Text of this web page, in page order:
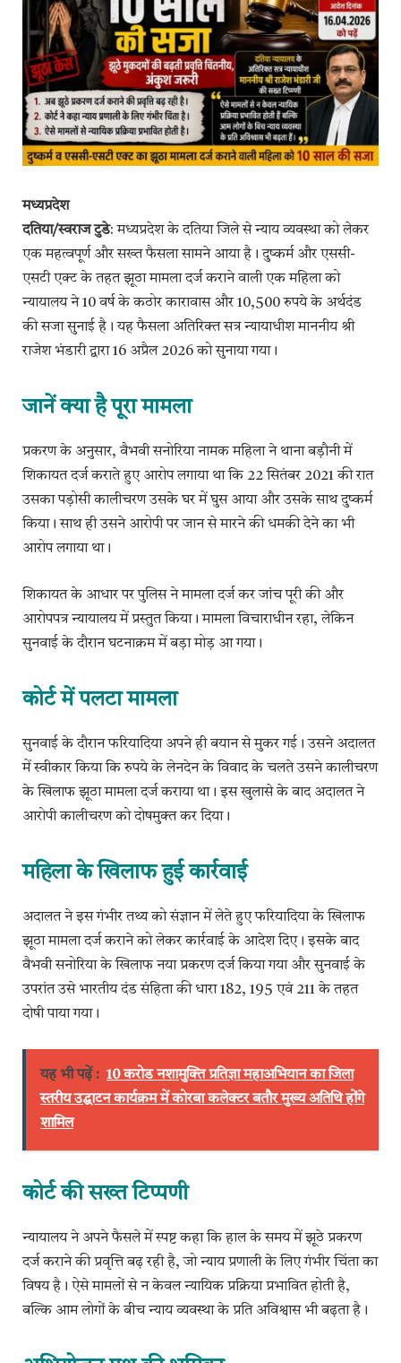
मध्यप्रदेश
दतिया/स्वराज टुडे: मध्यप्रदेश के दतिया जिले से न्याय व्यवस्था को लेकर
एक महत्वपूर्ण और सख्त फैसला सामने आया है। दुष्कर्म और एससी-
एसटी एक्ट के तहत झूठा मामला दर्ज कराने वाली एक महिला को
न्यायालय ने 10 वर्ष के कठोर कारावास और 10,500 रुपये के अर्थदंड
की सजा सुनाई है। यह फैसला अतिरिक्त सत्र न्यायाधीश माननीय श्री
राजेश भंडारी द्वारा 16 अप्रैल 2026 को सुनाया गया।
जानें क्या है पूरा मामला
प्रकरण के अनुसार, वैभवी सनोरिया नामक महिला ने थाना बड़ौनी में
शिकायत दर्ज कराते हुए आरोप लगाया था कि 22 सितंबर 2021 की रात
उसका पड़ोसी कालीचरण उसके घर में घुस आया और उसके साथ दुष्कर्म
किया। साथ ही उसने आरोपी पर जान से मारने की धमकी देने का भी
आरोप लगाया था।
शिकायत के आधार पर पुलिस ने मामला दर्ज कर जांच पूरी की और
आरोपपत्र न्यायालय में प्रस्तुत किया। मामला विचाराधीन रहा, लेकिन
सुनवाई के दौरान घटनाक्रम में बड़ा मोड़ आ गया।
कोर्ट में पलटा मामला
सुनवाई के दौरान फरियादिया अपने ही बयान से मुकर गई। उसने अदालत
में स्वीकार किया कि रुपये के लेनदेन के विवाद के चलते उसने कालीचरण
के खिलाफ झूठा मामला दर्ज कराया था। इस खुलासे के बाद अदालत ने
आरोपी कालीचरण को दोषमुक्त कर दिया।
महिला के खिलाफ हुई कार्रवाई
अदालत ने इस गंभीर तथ्य को संज्ञान में लेते हुए फरियादिया के खिलाफ
झूठा मामला दर्ज कराने को लेकर कार्रवाई के आदेश दिए। इसके बाद
वैभवी सनोरिया के खिलाफ नया प्रकरण दर्ज किया गया और सुनवाई के
उपरांत उसे भारतीय दंड संहिता की धारा 182, 195 एवं 211 के तहत
दोषी पाया गया।
यह भी पढ़ें : 10 करोड नशामुक्ति प्रतिज्ञा महाअभियान का जिला
स्तरीय उ‌द्घाटन कार्यक्रम में कोरबा कलेक्टर बतौर मुख्य अतिथि होंगे
शामिल
कोर्ट की सख्त टिप्पणी
न्यायालय ने अपने फैसले में स्पष्ट कहा कि हाल के समय में झूठे प्रकरण
दर्ज कराने की प्रवृत्ति बढ़ रही है, जो न्याय प्रणाली के लिए गंभीर चिंता का
विषय है। ऐसे मामलों से न केवल न्यायिक प्रक्रिया प्रभावित होती है,
बल्कि आम लोगों के बीच न्याय व्यवस्था के प्रति अविश्वास भी बढ़ता है।